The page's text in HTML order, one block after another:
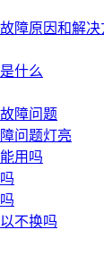
障原因和解决
什么
障问题
问题灯亮
用吗
不换吗